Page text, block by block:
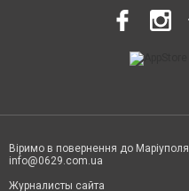
Віримо в повернення до Маріуполя
info@0629.com.ua
Журналисты сайта